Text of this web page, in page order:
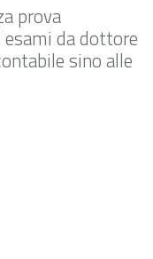
prova
da dottore
sino alle